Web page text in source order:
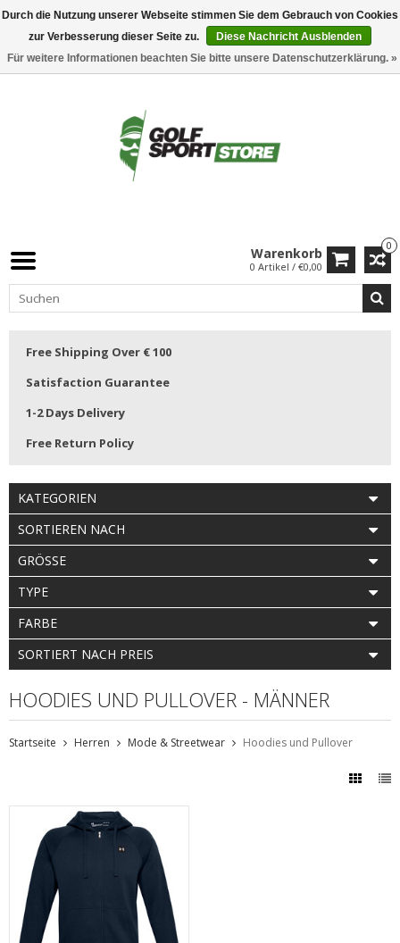
0
Warenkorb
0 Artikel / €0,00
Free Shipping Over € 100
Satisfaction Guarantee
1-2 Days Delivery
Free Return Policy
KATEGORIEN
SORTIEREN NACH
GRÖSSE
TYPE
FARBE
SORTIERT NACH PREIS
HOODIES UND PULLOVER - MÄNNER
Startseite Herren Mode & Streetwear Hoodies und Pullover
Durch die Nutzung unserer Webseite stimmen Sie dem Gebrauch von Cookies
zur Verbesserung dieser Seite zu.
Diese Nachricht Ausblenden
Für weitere Informationen beachten Sie bitte unsere Datenschutzerklärung. »